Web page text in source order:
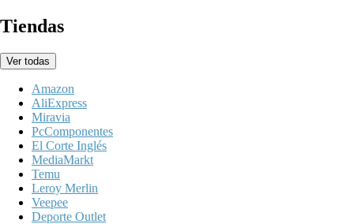
Tiendas
Ver todas
Amazon
AliExpress
Miravia
PcComponentes
El Corte Inglés
MediaMarkt
Temu
Leroy Merlin
Veepee
Deporte Outlet